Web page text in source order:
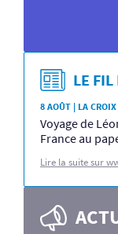
LE FIL
8 AOÛT | LA CROIX
Voyage de
France au
Lire la suite sur